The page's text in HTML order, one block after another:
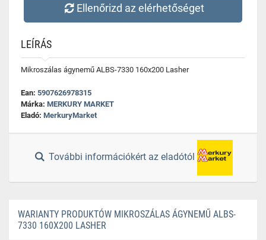
Ellenőrizd az elérhetőséget
LEÍRÁS
Mikroszálas ágynemű ALBS-7330 160x200 Lasher
Ean: 5907626978315
Márka: MERKURY MARKET
Eladó: MerkuryMarket
További információkért az eladótól
WARIANTY PRODUKTÓW MIKROSZÁLAS ÁGYNEMŰ ALBS-
7330 160X200 LASHER